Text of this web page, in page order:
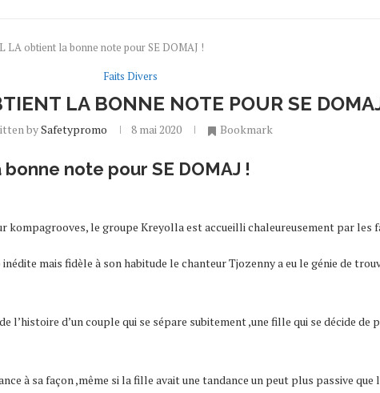
LA obtient la bonne note pour SE DOMAJ !
Faits Divers
LA BONNE NOTE POUR SE
bySafetypromo 8 mai 2020 Bookmark
note pour SE DOMAJ !
kompagrooves, le groupe Kreyolla est accueilli chaleureusement par les
mais fidèle à son habitude le chanteur Tjozenny a eu le génie de
l’histoire d’un couple qui se sépare subitement ,une fille qui se décide de
à sa façon ,même si la fille avait une tandance un peut plus passive que